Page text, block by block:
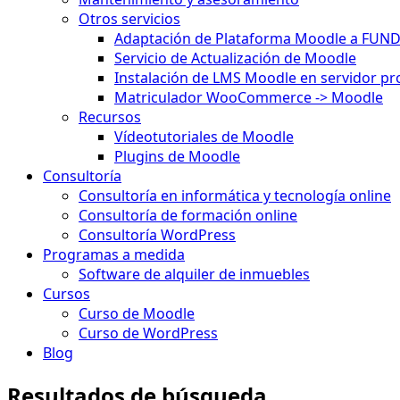
Otros servicios
Adaptación de Plataforma Moodle a
Servicio de Actualización de Moodle
Instalación de LMS Moodle en servidor
Matriculador WooCommerce -> Moodle
Recursos
Vídeotutoriales de Moodle
Plugins de Moodle
Consultoría
Consultoría en informática y tecnología online
Consultoría de formación online
Consultoría WordPress
Programas a medida
Software de alquiler de inmuebles
Cursos
Curso de Moodle
Curso de WordPress
Blog